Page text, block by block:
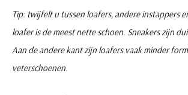
Tip: twijfelt u tussen loafers, andere instappers
loafer is de meest nette schoen. Sneakers zijn
Aan de andere kant zijn loafers vaak minder
veterschoenen.